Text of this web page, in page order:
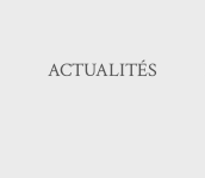
ACTUALITÉS